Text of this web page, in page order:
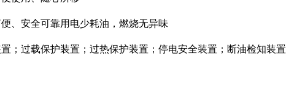
、安全可靠用电少耗油，燃烧无异味
；过载保护装置；过热保护装置；停电安全装置；断油检知装置